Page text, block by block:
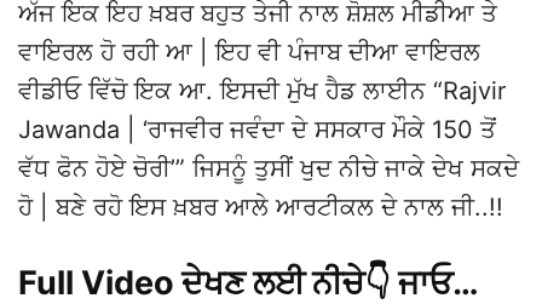
ਅੱਜ ਇਕ ਇਹ ਖ਼ਬਰ ਬਹੁਤ ਤੇਜੀ ਨਾਲ ਸ਼ੋਸ਼ਲ ਮੀਡੀਆ ਤੇ
ਵਾਇਰਲ ਹੋ ਰਹੀ ਆ | ਇਹ ਵੀ ਪੰਜਾਬ ਦੀਆ ਵਾਇਰਲ
ਵੀਡੀਓ ਵਿੱਚੋ ਇਕ ਆ. ਇਸਦੀ ਮੁੱਖ ਹੈਡ ਲਾਈਨ “Rajvir
Jawanda | ‘ਰਾਜਵੀਰ ਜਵੰਦਾ ਦੇ ਸਸਕਾਰ ਮੌਕੇ 150 ਤੋਂ
ਵੱਧ ਫੋਨ ਹੋਏ ਚੋਰੀ’” ਜਿਸਨੂੰ ਤੁਸੀਂ ਖੁਦ ਨੀਚੇ ਜਾਕੇ ਦੇਖ ਸਕਦੇ
ਹੋ | ਬਣੇ ਰਹੋ ਇਸ ਖ਼ਬਰ ਆਲੇ ਆਰਟੀਕਲ ਦੇ ਨਾਲ ਜੀ..!!
Full Video ਦੇਖਣ ਲਈ ਨੀਚੇ👇 ਜਾਓ…